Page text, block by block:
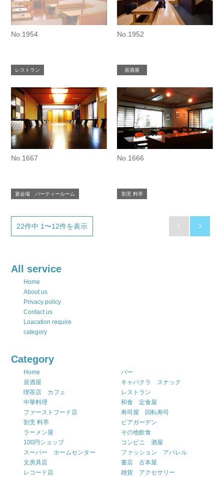
No.1954
レストラン
No.1952
居酒屋
No.1667
宴会場 パーティールーム
No.1666
割烹 料亭
22件中 1〜12件を表示  
All service
Home
About us
Privacy policy
Contact us
Loacation require
category
Category
Home
バー
居酒屋
キャバクラ スナック
喫茶店 カフェ
レストラン
中華料理
和食 定食屋
ファーストフード店
寿司屋 回転寿司
割烹 料亭
ビアガーデン
ラーメン屋
その他飲食
100円ショップ
コンビニ 酒屋
スーパー ホームセンター
ファッション アパレル
文房具店
書店 古本屋
レコード店
雑貨 アクセサリー